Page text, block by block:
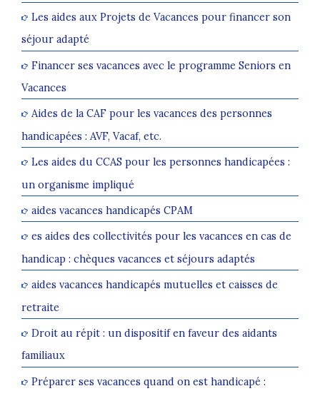
Les aides aux Projets de Vacances pour financer son
séjour adapté
Financer ses vacances avec le programme Seniors en
Vacances
Aides de la CAF pour les vacances des personnes
handicapées : AVF, Vacaf, etc.
Les aides du CCAS pour les personnes handicapées :
un organisme impliqué
aides vacances handicapés CPAM
es aides des collectivités pour les vacances en cas de
handicap : chèques vacances et séjours adaptés
aides vacances handicapés mutuelles et caisses de
retraite
Droit au répit : un dispositif en faveur des aidants
familiaux
Préparer ses vacances quand on est handicapé :